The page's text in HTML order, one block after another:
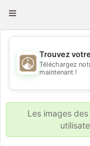
Toggle
💖
Trouvez
Téléchargez
maintenant !
Les images